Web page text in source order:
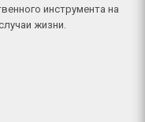
инструмента на
жизни.